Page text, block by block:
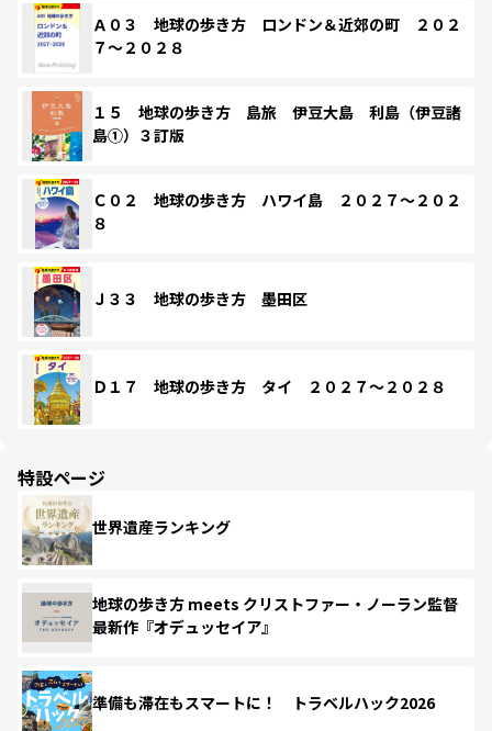
Ａ０３ 地球の歩き方 ロンドン＆近郊の町 ２０２
７～２０２８
１５ 地球の歩き方 島旅 伊豆大島 利島（伊豆諸
島①）３訂版
Ｃ０２ 地球の歩き方 ハワイ島 ２０２７～２０２
８
Ｊ３３ 地球の歩き方 墨田区
Ｄ１７ 地球の歩き方 タイ ２０２７～２０２８
特設ページ
世界遺産ランキング
地球の歩き方 meets クリストファー・ノーラン監督
最新作『オデュッセイア』
準備も滞在もスマートに！ トラベルハック2026